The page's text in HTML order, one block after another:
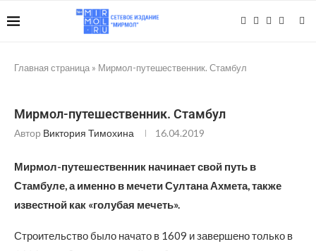
Главная страница » Мирмол-путешественник. Стамбул
Мирмол-путешественник. Стамбул
Автор Виктория Тимохина 16.04.2019
Мирмол-путешественник начинает свой путь в
Стамбуле, а именно в мечети Султана Ахмета, также
известной как «голубая мечеть».
Строительство было начато в 1609 и завершено только в